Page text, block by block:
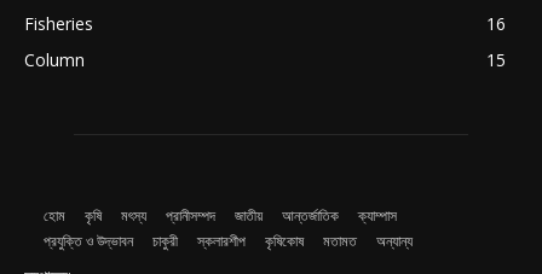
Fisheries
16
Column
15
হোম কৃষি মৎস্য প্রানীসম্পদ জাতীয় আন্তর্জাতিক
ক্যাম্পাস
প্রযুক্তি ও উদ্ভাবন
চাকুরী স্কলারশীপ কৃষিকোষ মতামত অন্যান্য